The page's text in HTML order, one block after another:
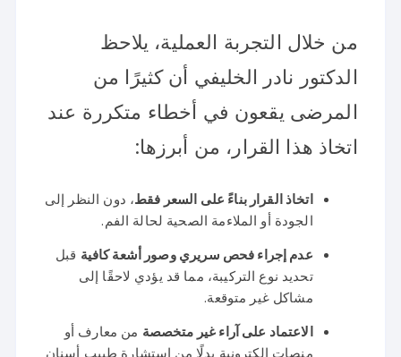
من خلال التجربة العملية، يلاحظ
الدكتور نادر الخليفي أن كثيرًا من
المرضى يقعون في أخطاء متكررة عند
اتخاذ هذا القرار، من أبرزها:
اتخاذ القرار بناءً على السعر فقط، دون النظر إلى
الجودة أو الملاءمة الصحية لحالة الفم.
عدم إجراء فحص سريري وصور أشعة كافية قبل
تحديد نوع التركيبة، مما قد يؤدي لاحقًا إلى
مشاكل غير متوقعة.
الاعتماد على آراء غير متخصصة من معارف أو
منصات إلكترونية بدلًا من استشارة طبيب أسنان